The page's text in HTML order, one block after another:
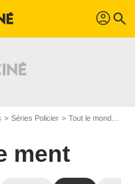
profil search
Séries Policier Tout le monde ment
ment